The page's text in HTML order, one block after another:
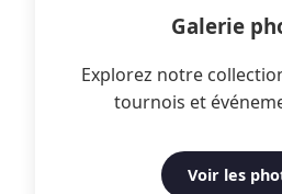
Galerie
Explorez notre
tournois et
Voir les